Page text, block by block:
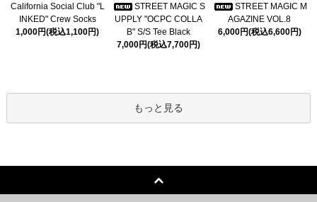
California Social Club "L
INKED" Crew Socks
1,000円(税込1,100円)
STREET MAGIC S
UPPLY "OCPC COLLA
B" S/S Tee Black
7,000円(税込7,700円)
STREET MAGIC M
AGAZINE VOL.8
6,000円(税込6,600円)
もっと見る